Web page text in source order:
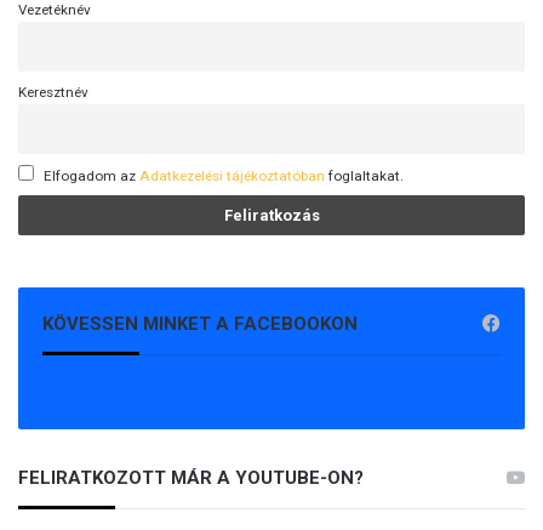
Vezetéknév
Keresztnév
Elfogadom az Adatkezelési tájékoztatóban foglaltakat.
KÖVESSEN MINKET A FACEBOOKON
FELIRATKOZOTT MÁR A YOUTUBE-ON?